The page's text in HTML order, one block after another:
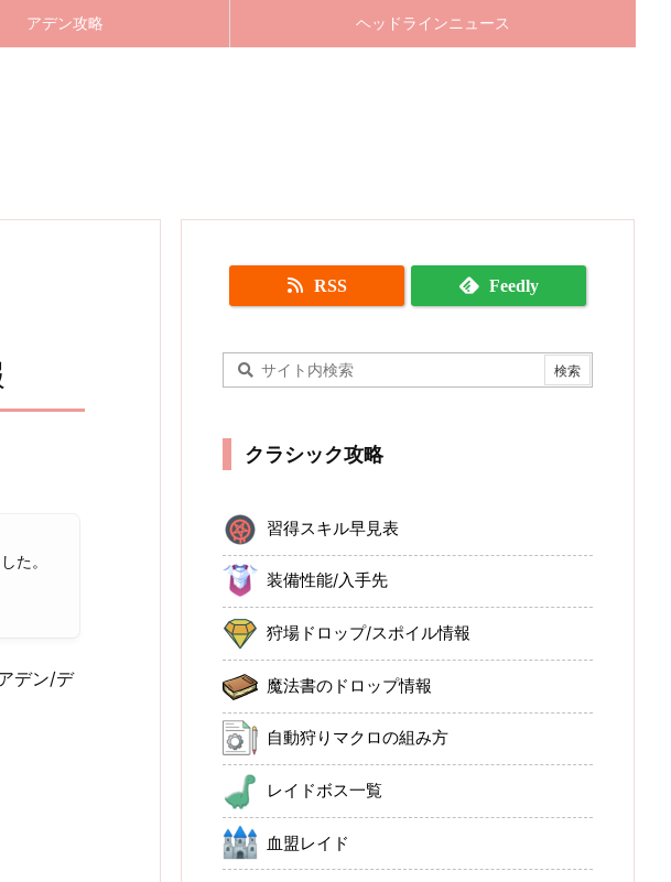
アデン攻略 ヘッドラインニュース
た。
デン/デ
RSS Feedly
クラシック攻略
習得スキル早見表
装備性能/入手先
狩場ドロップ/スポイル情報
魔法書のドロップ情報
自動狩りマクロの組み方
レイドボス一覧
血盟レイド